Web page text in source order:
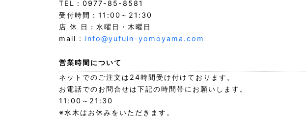
TEL：0977-85-8581
受付時間：11:00～21:30
店 休 日：水曜日・木曜日
mail : info@yufuin-yomoyama.com
営業時間について
ネットでのご注文は24時間受け付けております。
お電話でのお問合せは下記の時間帯にお願いします。
11:00～21:30
※水木はお休みをいただきます。